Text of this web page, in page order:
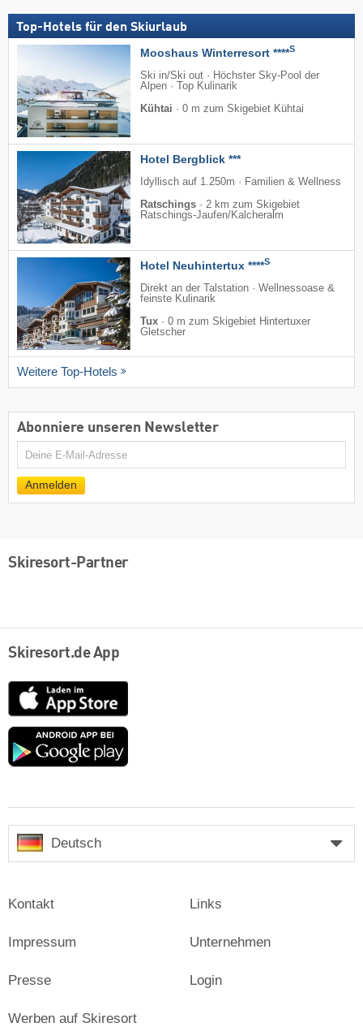
Top-Hotels für den Skiurlaub
Mooshaus Winterresort ****S
Ski in/Ski out · Höchster Sky-Pool der
Alpen · Top Kulinarik
Kühtai · 0 m zum Skigebiet Kühtai
Hotel Bergblick ***
Idyllisch auf 1.250m · Familien & Wellness
Ratschings · 2 km zum Skigebiet
Ratschings-Jaufen/​Kalcheralm
Hotel Neuhintertux ****S
Direkt an der Talstation · Wellnessoase &
feinste Kulinarik
Tux · 0 m zum Skigebiet Hintertuxer
Gletscher
Weitere Top-Hotels
Abonniere unseren Newsletter
E-
Anmelden
Skiresort-Partner
Skiresort.de App
App
Store
Google
Deutsch
Kontakt
Impressum
Presse
Links
Unternehmen
Login
Werben auf Skiresort